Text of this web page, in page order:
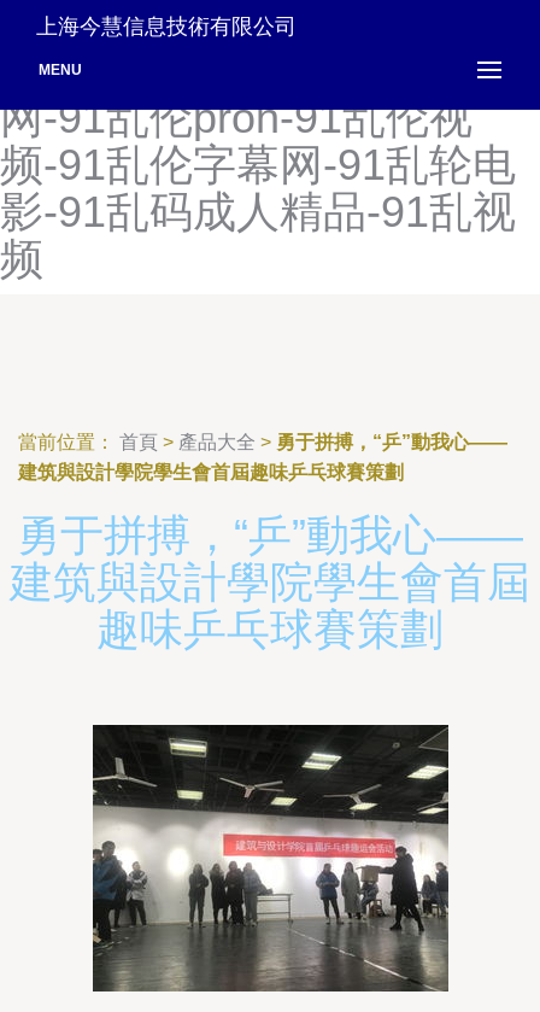
91露脸熟女九色-91露脸在
线播放-91乱操视频-91乱仑
网-91乱伦pron-91乱伦视
频-91乱伦字幕网-91乱轮电
影-91乱码成人精品-91乱视
频
上海今慧信息技術有限公司
MENU
當前位置： 首頁 > 產品大全 > 勇于拼搏，“乒”動我心——
建筑與設計學院學生會首屆趣味乒乓球賽策劃
勇于拼搏，“乒”動我心——
建筑與設計學院學生會首屆
趣味乒乓球賽策劃